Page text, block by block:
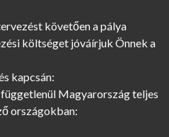
követően a pálya
költséget jóváírjuk Önnek a
kapcsán:
Magyarország teljes
országokban: